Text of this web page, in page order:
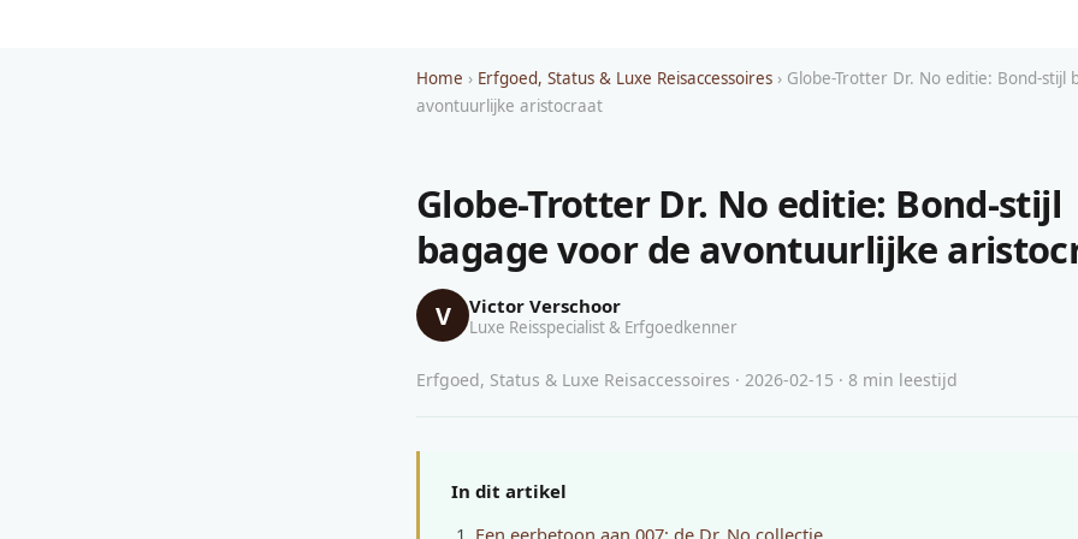
Home › Erfgoed, Status & Luxe Reisaccessoires › Globe-Trotter Dr. No editie: Bond-stijl
avontuurlijke aristocraat
Globe-Trotter Dr. No editie: Bond-stijl
bagage voor de avontuurlijke
V Victor Verschoor
Luxe Reisspecialist & Erfgoedkenner
Erfgoed, Status & Luxe Reisaccessoires · 2026-02-15 · 8 min leestijd
In dit artikel
Een eerbetoon aan 007: de Dr. No collectie